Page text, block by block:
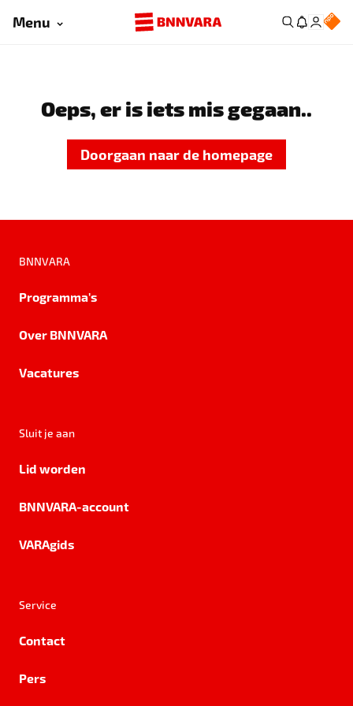
Menu
Oeps, er is iets mis gegaan..
Doorgaan naar de homepage
BNNVARA
Programma's
Over BNNVARA
Vacatures
Sluit je aan
Lid worden
BNNVARA-account
VARAgids
Service
Contact
Pers